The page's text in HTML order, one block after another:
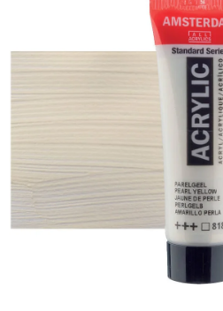
hvězdiček.